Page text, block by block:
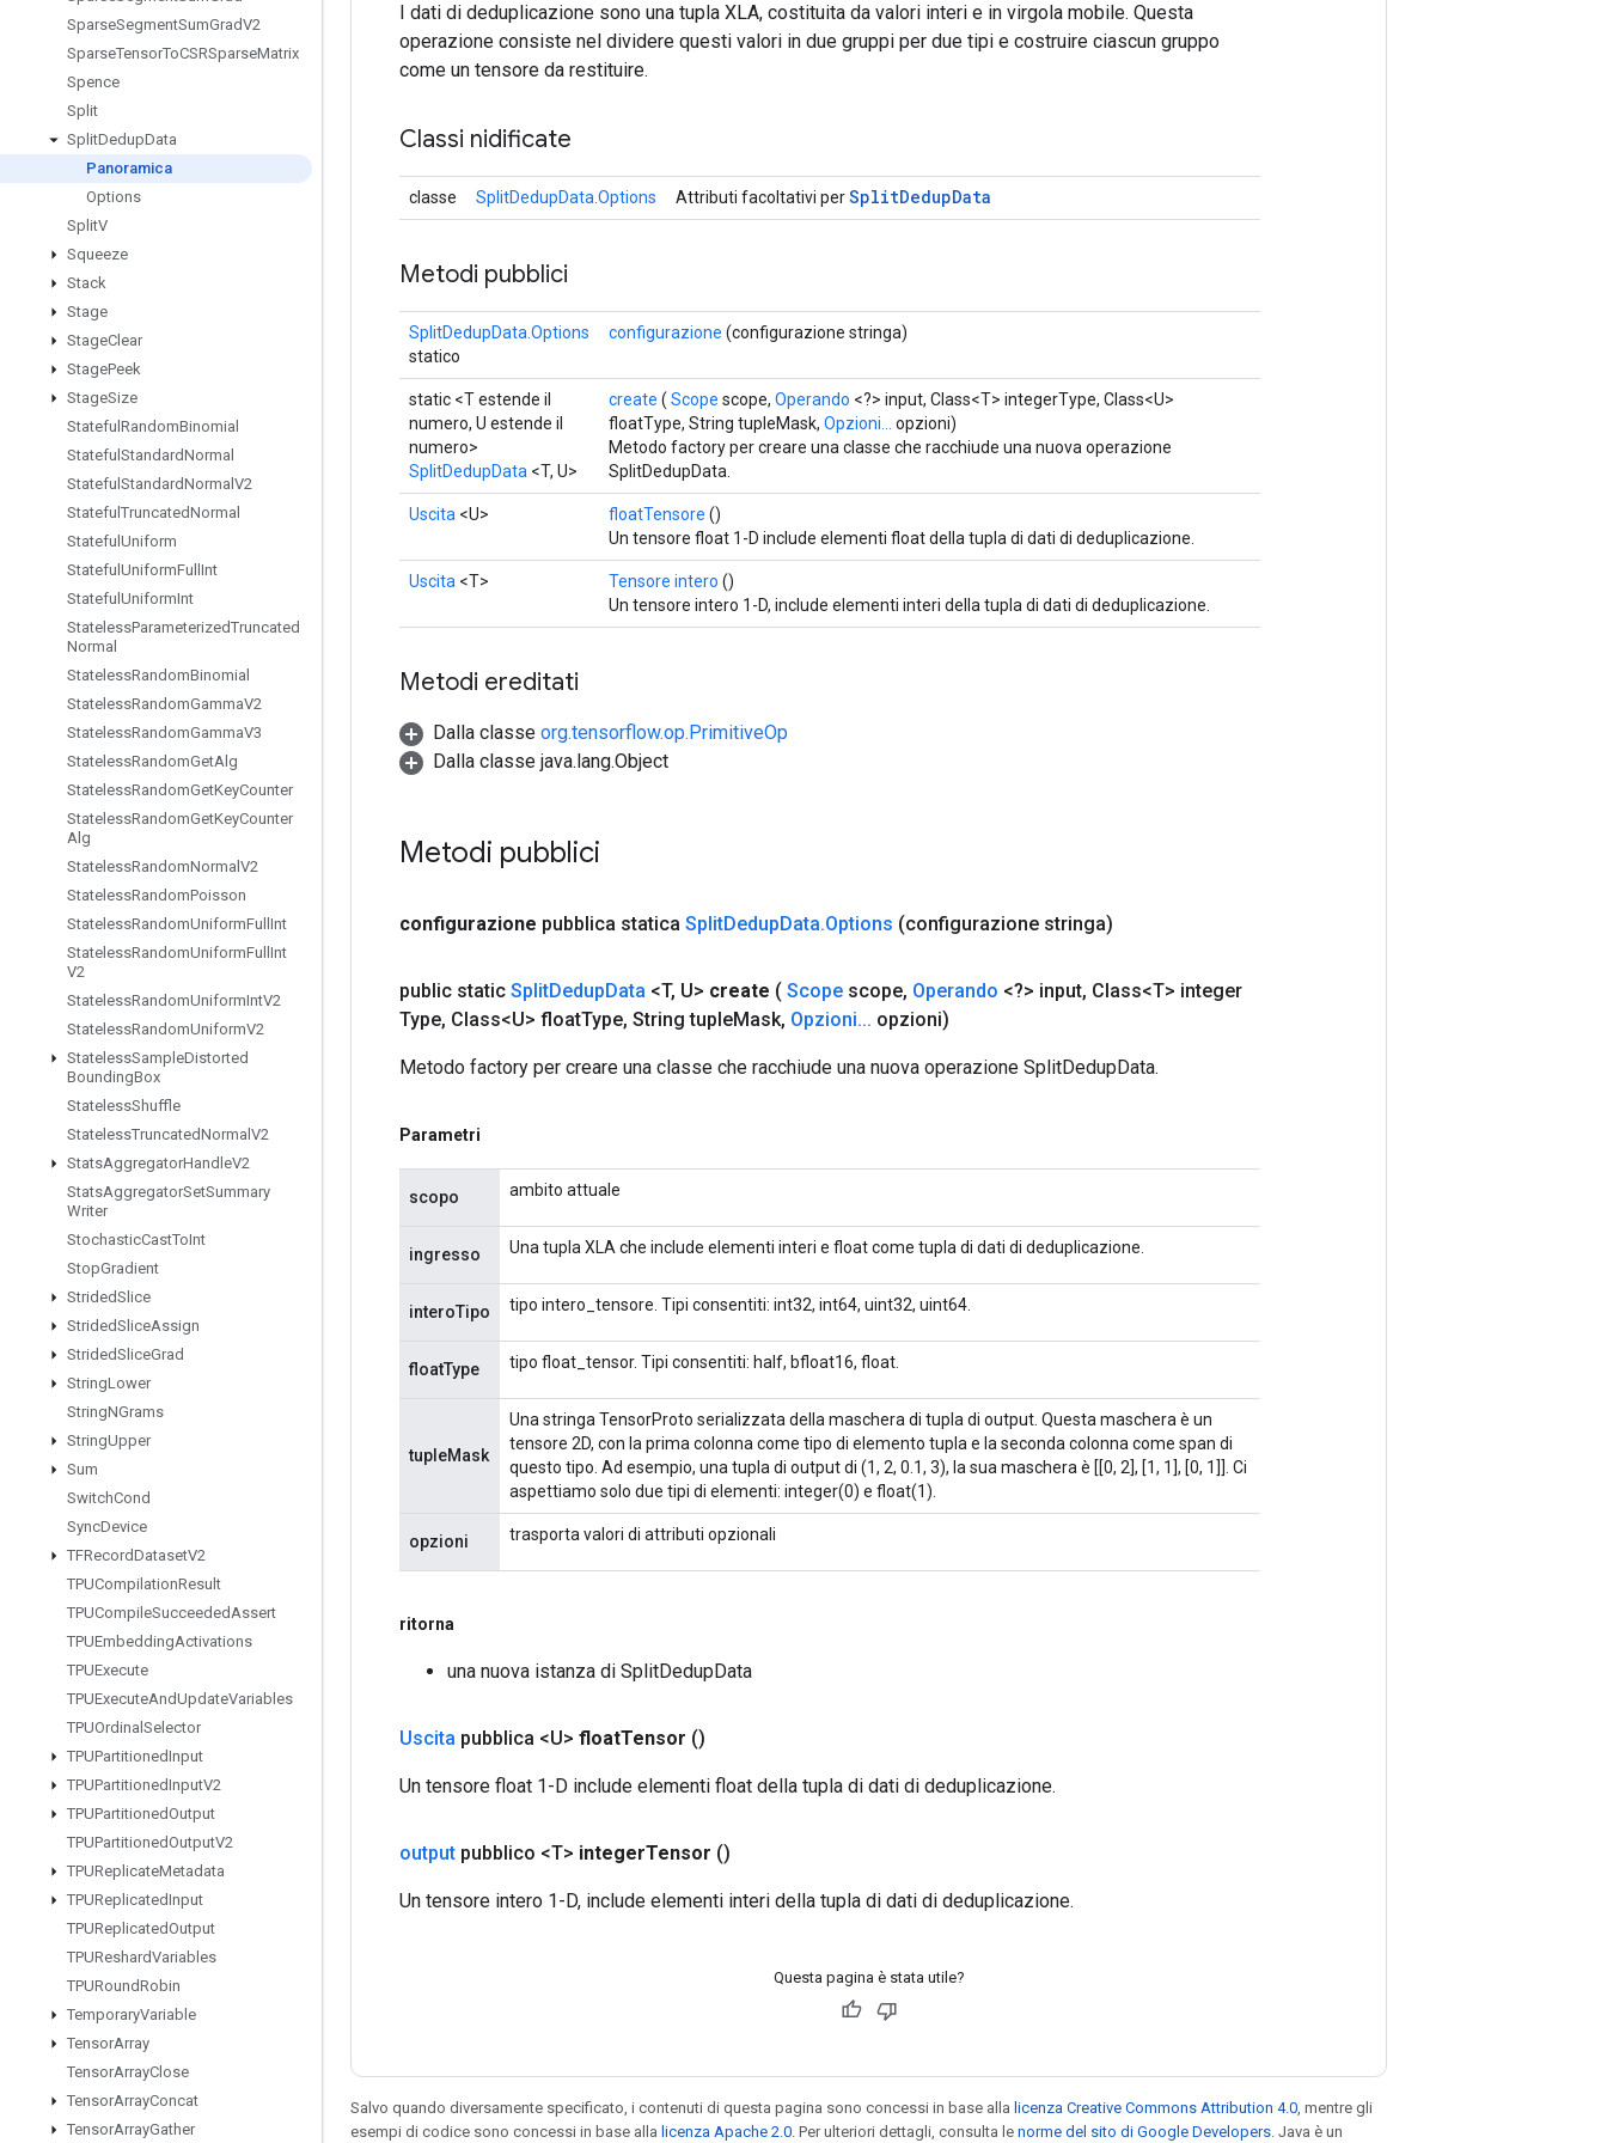
SparseSegmentSumGradV2
SparseTensorToCSRSparseMatrix
Spence
Split
SplitDedupData
Panoramica
Options
SplitV
Squeeze
Stack
Stage
StageClear
StagePeek
StageSize
Stateful RandomBinomial
Stateful StandardNormal
Stateful StandardNormal V2
Stateful TruncatedNormal
Stateful Uniform
Stateful UniformFull Int
Stateful UniformInt
StatelessParameterizedTruncated
Normal
StatelessRandomBinomial
StatelessRandomGammaV2
StatelessRandomGammaV3
StatelessRandomGetAlg
StatelessRandomGetKeyCounter
StatelessRandomGetKeyCounter
Alg
StatelessRandomNormal V2
StatelessRandomPoisson
StatelessRandomUniformFull Int
StatelessRandomUniformFull Int
V2
StatelessRandomUniformIntV2
StatelessRandomUniformV2
StatelessSampleDistorted
BoundingBox
StatelessShuffle
StatelessTruncatedNormal V2
StatsAggregatorHandleV2
StatsAggregatorSetSummary
Writer
StochasticCastToInt
StopGradient
StridedSlice
StridedSliceAssign
StridedSliceGrad
StringLower
StringNGrams
StringUpper
Sum
SwitchCond
SyncDevice
TFRecordDatasetV2
TPUCompilationResult
TPUCompileSucceededAssert
TPUEmbeddingActivations
TPUExecute
TPUExecuteAndUpdateVariables
TPUOrdinal Selector
TPUPartitionedInput
TPUPartitionedInputV2
TPUPartitionedOutput
TPUPartitionedOutputV2
TPUReplicateMetadata
TPUReplicatedInput
TPUReplicatedOutput
TPUReshardVariables
TPURoundRobin
TemporaryVariable
TensorArray
TensorArrayClose
TensorArrayConcat
TensorArrayGather
I dati di deduplicazione sono una tupla XLA, costituita da valori interi e in virgola mobile. Questa
operazione consiste nel dividere questi valori in due gruppi per due tipi e costruire ciascun gruppo
come un tensore da restituire.
Classi nidificate
classe SplitDedupData.Options Attributi facoltativi perSplitDedupData
Metodi pubblici
SplitDedupData.Options
statico
configurazione (configurazione stringa)
static <T estende il
numero, U estende il
numero>
SplitDedupData <T, U>
create ( Scope scope, Operando <?> input, Class<T> integerType, Class<U>
floatType, String tupleMask, Opzioni...
opzioni)
Metodo factory per creare una classe che racchiude una nuova operazione
SplitDedupData.
Uscita <U> floatTensore ()
Un tensore float 1-D include elementi float della tupla di dati di deduplicazione.
Uscita <T> Tensore intero ()
Un tensore intero 1-D, include elementi interi della tupla di dati di deduplicazione.
Metodi ereditati
Dalla classe org.tensorflow.op.PrimitiveOp
Dalla classe java.lang.Object
Metodi pubblici
configurazione pubblica statica SplitDedupData.Options (configurazione stringa)
public static SplitDedupData <T, U> create ( Scope scope, Operando <?> input, Class<T> integer
Type, Class<U> floatType, String tupleMask, Opzioni... opzioni)
Metodo factory per creare una classe che racchiude una nuova operazione SplitDedupData.
Parametri
scopo ambito attuale
ingresso Una tupla XLA che include elementi interi e float come tupla di dati di deduplicazione.
interoTipo tipo intero_tensore. Tipi consentiti: int32, int64, uint32, uint64.
floatType tipo float_tensor. Tipi consentiti: half, bfloat16, float.
tupleMask
Una stringa TensorProto serializzata della maschera di tupla di output. Questa maschera è un
tensore 2D, con la prima colonna come tipo di elemento tupla e la seconda colonna come span di
questo tipo. Ad esempio, una tupla di output di (1, 2, 0.1, 3), la sua maschera è [[0, 2], [1, 1], [0, 1]]. Ci
aspettiamo solo due tipi di elementi: integer(0) e float(1).
opzioni trasporta valori di attributi opzionali
ritorna
una nuova istanza di SplitDedupData
Uscita pubblica <U> floatTensor ()
Un tensore float 1-D include elementi float della tupla di dati di deduplicazione.
output pubblico <T> integerTensor ()
Un tensore intero 1-D, include elementi interi della tupla di dati di deduplicazione.
Questa pagina è stata utile?
Salvo quando diversamente specificato, i contenuti di questa pagina sono concessi in base alla licenza Creative Commons Attribution 4.0 , mentre gli
esempi di codice sono concessi in base alla licenza Apache 2.0 . Per ulteriori dettagli, consulta le norme del sito di Google Developers . Java è un